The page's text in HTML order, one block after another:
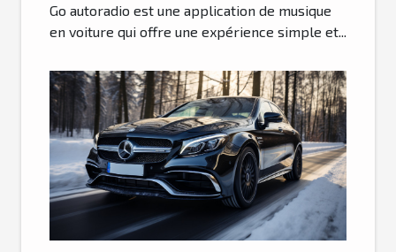
Go autoradio est une application de musique
en voiture qui offre une expérience simple et...